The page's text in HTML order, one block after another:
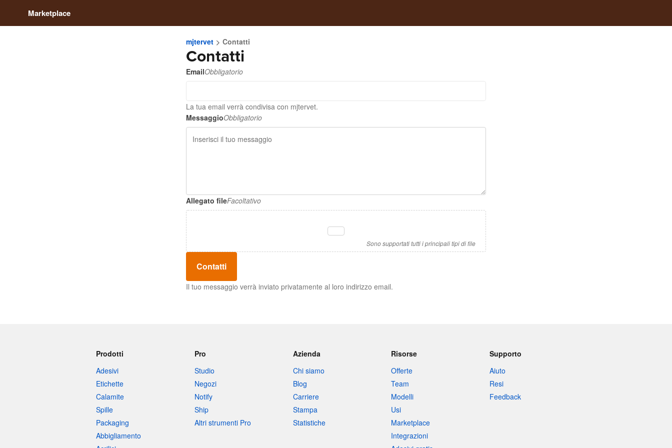
Marketplace
mjtervet Contatti
Contatti
EmailObbligatorio
La tua email verrà condivisa con mjtervet.
MessaggioObbligatorio
Allegato fileFacoltativo
Sono supportati tutti i principali tipi di file
Contatti
Il tuo messaggio verrà inviato privatamente al loro indirizzo email.
Prodotti
Adesivi
Etichette
Calamite
Spille
Packaging
Abbigliamento
Pro
Studio
Negozi
Notify
Ship
Altri strumenti Pro
Azienda
Chi siamo
Blog
Carriere
Stampa
Statistiche
Risorse
Offerte
Team
Modelli
Usi
Marketplace
Integrazioni
Supporto
Aiuto
Resi
Feedback